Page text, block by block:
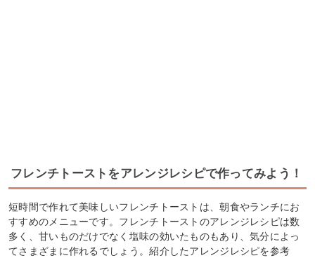
フレンチトーストをアレンジレシピで作ってみよう！
短時間で作れて美味しいフレンチトーストは、朝食やランチにお
すすめのメニューです。フレンチトーストのアレンジレシピは数
多く、甘いものだけでなく塩味の効いたものもあり、気分によっ
てさまざまに作れるでしょう。紹介したアレンジレシピを参考